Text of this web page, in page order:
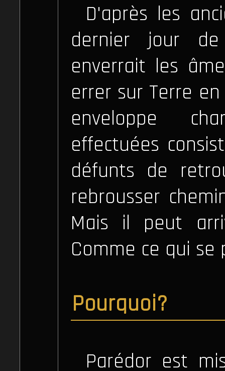
D'après les
dernier jour
enverrait les
errer sur Terre
enveloppe
effectuées
défunts de
rebrousser
Mais il peut
Comme ce qui se
Pourquoi?
Parédor est